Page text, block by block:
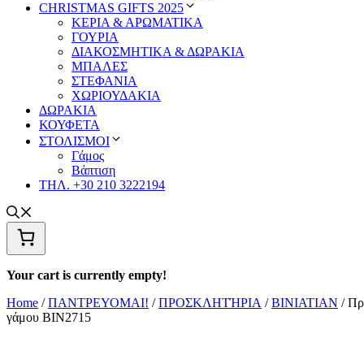
CHRISTMAS GIFTS 2025
ΚΕΡΙΑ & ΑΡΩΜΑΤΙΚΑ
ΓΟΥΡΙΑ
ΔΙΑΚΟΣΜΗΤΙΚΑ & ΔΩΡΑΚΙΑ
ΜΠΑΛΕΣ
ΣΤΕΦΑΝΙΑ
ΧΩΡΙΟΥΔΑΚΙΑ
ΔΩΡΑΚΙΑ
ΚΟΥΦΕΤΑ
ΣΤΟΛΙΣΜΟΙ
Γάμος
Βάπτιση
ΤΗΛ. +30 210 3222194
Your cart is currently empty!
Home /ΠΑΝΤΡΕΥΟΜΑΙ! /ΠΡΟΣΚΛΗΤΉΡΙΑ /BINIATIAN /
γάμου ΒΙΝ2715